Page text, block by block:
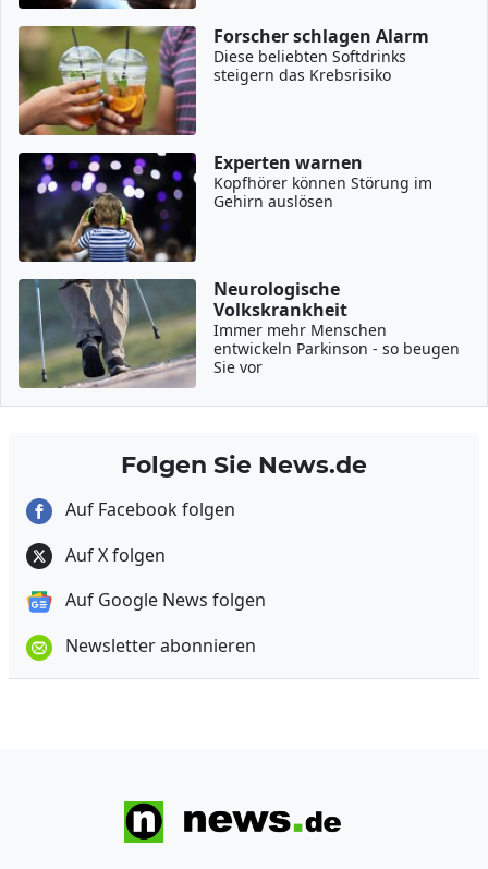
Forscher schlagen Alarm
Diese beliebten Softdrinks
steigern das Krebsrisiko
Experten warnen
Kopfhörer können Störung im
Gehirn auslösen
Neurologische
Volkskrankheit
Immer mehr Menschen
entwickeln Parkinson - so beugen
Sie vor
Folgen Sie News.de
Auf Facebook folgen
Auf X folgen
Auf Google News folgen
Newsletter abonnieren